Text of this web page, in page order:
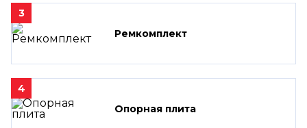
3
Ремкомплект
4
Опорная плита